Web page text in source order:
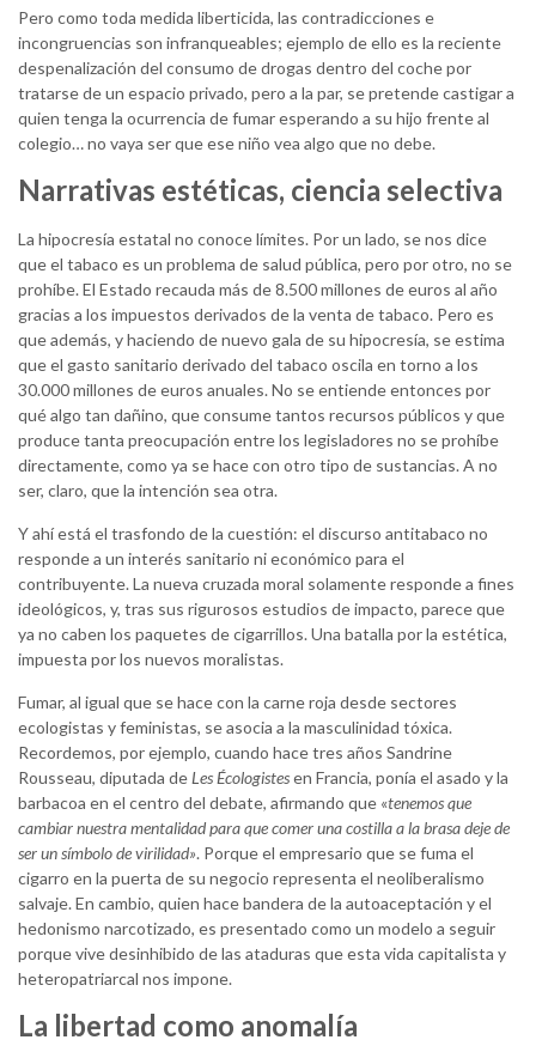
Pero como toda medida liberticida, las contradicciones e
incongruencias son infranqueables; ejemplo de ello es la reciente
despenalización del consumo de drogas dentro del coche por
tratarse de un espacio privado, pero a la par, se pretende castigar a
quien tenga la ocurrencia de fumar esperando a su hijo frente al
colegio… no vaya ser que ese niño vea algo que no debe.
Narrativas estéticas, ciencia selectiva
La hipocresía estatal no conoce límites. Por un lado, se nos dice
que el tabaco es un problema de salud pública, pero por otro, no se
prohíbe. El Estado recauda más de 8.500 millones de euros al año
gracias a los impuestos derivados de la venta de tabaco. Pero es
que además, y haciendo de nuevo gala de su hipocresía, se estima
que el gasto sanitario derivado del tabaco oscila en torno a los
30.000 millones de euros anuales. No se entiende entonces por
qué algo tan dañino, que consume tantos recursos públicos y que
produce tanta preocupación entre los legisladores no se prohíbe
directamente, como ya se hace con otro tipo de sustancias. A no
ser, claro, que la intención sea otra.
Y ahí está el trasfondo de la cuestión: el discurso antitabaco no
responde a un interés sanitario ni económico para el
contribuyente. La nueva cruzada moral solamente responde a fines
ideológicos, y, tras sus rigurosos estudios de impacto, parece que
ya no caben los paquetes de cigarrillos. Una batalla por la estética,
impuesta por los nuevos moralistas.
Fumar, al igual que se hace con la carne roja desde sectores
ecologistas y feministas, se asocia a la masculinidad tóxica.
Recordemos, por ejemplo, cuando hace tres años Sandrine
Rousseau, diputada deLes Écologistesen Francia, ponía el asado y la
barbacoa en el centro del debate, afirmando que «tenemos que
cambiar nuestra mentalidad para que comer una costilla a la brasa deje de
ser un símbolo de virilidad». Porque el empresario que se fuma el
cigarro en la puerta de su negocio representa el neoliberalismo
salvaje. En cambio, quien hace bandera de la autoaceptación y el
hedonismo narcotizado, es presentado como un modelo a seguir
porque vive desinhibido de las ataduras que esta vida capitalista y
heteropatriarcal nos impone.
La libertad como anomalía